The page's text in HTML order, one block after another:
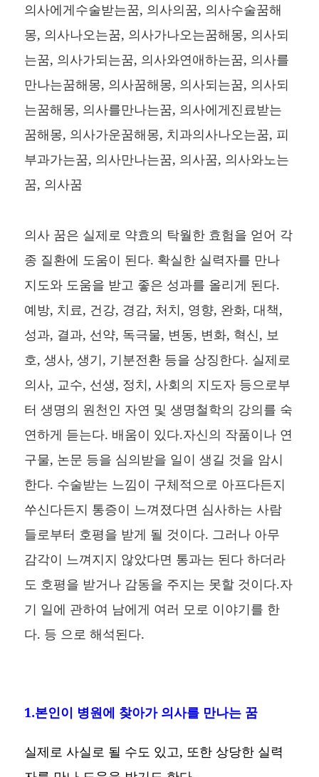
의사에게수술받는꿈, 의사의꿈, 의사수술꿈해
몽, 의사나오는꿈, 의사가나오는꿈해몽, 의사되
는꿈, 의사가되는꿈, 의사와연애하는꿈, 의사를
만나는꿈해몽, 의사꿈해몽, 의사되는꿈, 의사되
는꿈해몽, 의사를만나는꿈, 의사에게진료받는
꿈해몽, 의사가운꿈해몽, 치과의사나오는꿈, 피
부과가는꿈, 의사만나는꿈, 의사꿈, 의사와노는
꿈, 의사꿈
의사 꿈은 실제로 약효의 탁월한 효험을 얻어 각
종 질환에 도움이 된다. 확실한 실력자를 만나
지도와 도움을 받고 좋은 성과를 올리게 된다.
예방, 치료, 건강, 경감, 처치, 영향, 완화, 대책,
성과, 결과, 선약, 독극물, 변동, 변화, 혁신, 보
호, 생사, 생기, 기분전환 등을 상징한다. 실제로
의사, 교수, 선생, 정치, 사회의 지도자 등으로부
터 생명의 원천인 자연 및 생명철학의 강의를 숙
연하게 듣는다. 배움이 있다.자신의 작품이나 연
구물, 논문 등을 심의받을 일이 생길 것을 암시
한다. 수술받는 느낌이 구체적으로 아프다든지
쑤신다든지 통증이 느껴졌다면 심사하는 사람
들로부터 호평을 받게 될 것이다. 그러나 아무
감각이 느껴지지 않았다면 통과는 된다 하더라
도 호평을 받거나 감동을 주지는 못할 것이다.자
기 일에 관하여 남에게 여러 모로 이야기를 한
다. 등 으로 해석된다.
1.본인이 병원에 찾아가 의사를 만나는 꿈
실제로 사실로 될 수도 있고, 또한 상당한 실력